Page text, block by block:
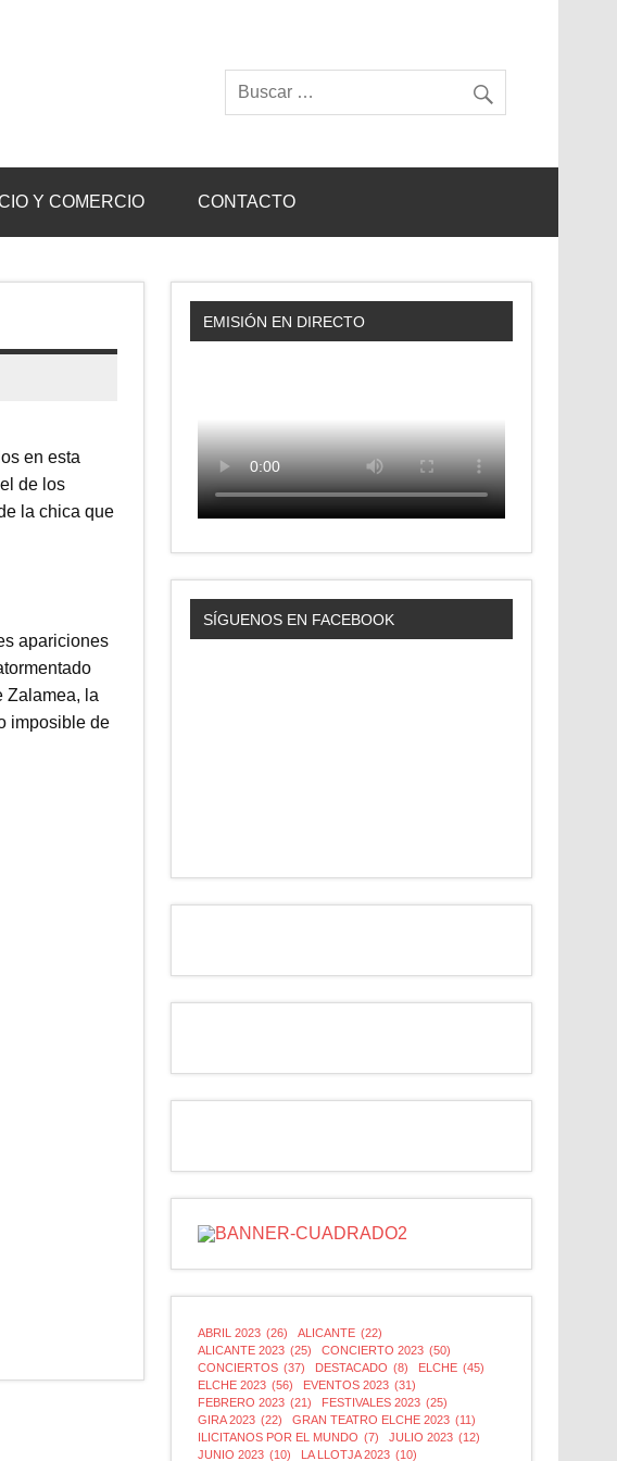
Y COMERCIO CONTACTO
en esta
de los
la chica que
apariciones
Zalamea, la
imposible de
EMISIÓN EN DIRECTO
SÍGUENOS EN FACEBOOK
ABRIL 2023 (26) ALICANTE (22)
ALICANTE 2023 (25) CONCIERTO 2023 (50)
CONCIERTOS (37) DESTACADO (8) ELCHE (45)
ELCHE 2023 (56) EVENTOS 2023 (31)
FEBRERO 2023 (21) FESTIVALES 2023 (25)
GIRA 2023 (22) GRAN TEATRO ELCHE 2023 (11)
ILICITANOS POR EL MUNDO (7) JULIO 2023 (12)
JUNIO 2023 (10) LA LLOTJA 2023 (10)